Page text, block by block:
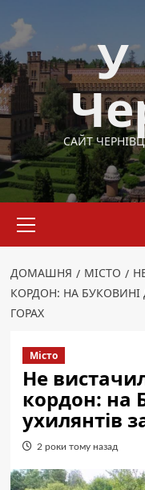
до
вмісту
У
САЙТ
меню
ДОМАШНЯ МІСТО
КОРДОН: НА БУКОВИНІ
ГОРАХ
Місто
Не
кордон: на
ухилянтів
2 роки тому назад